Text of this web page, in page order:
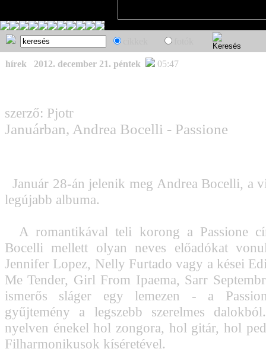
hírek 2012. december 21. péntek 05:47
szerző: Pjotr
Januárban, Andrea Bocelli - Passione
Január 28-án jelenik meg Andrea Bocelli, a
legújabb albuma.
A romantikával teli korong a Passione
Bocelli mellett olyan neves előadókat
Jennifer Lopez, Nelly Furtado vagy a kései
Me Tender, Girl From Ipaema, Sarr
ismerős sláger egy lemezen - a
gyűjtemény a legszebb szerelmes
nyelven énekel hol zongora, hol gitár, hol
Filharmonikusok kíséretével.